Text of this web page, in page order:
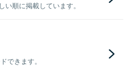
順に掲載しています。
できます。